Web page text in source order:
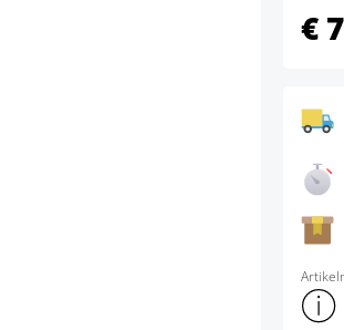
€
Toon